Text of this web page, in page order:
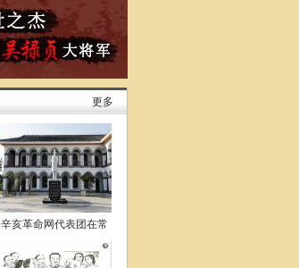
更多
辛亥革命网代表团在常